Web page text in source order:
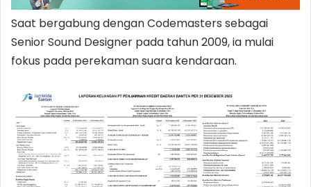
Saat bergabung dengan Codemasters sebagai
Senior Sound Designer pada tahun 2009, ia mulai
fokus pada perekaman suara kendaraan.